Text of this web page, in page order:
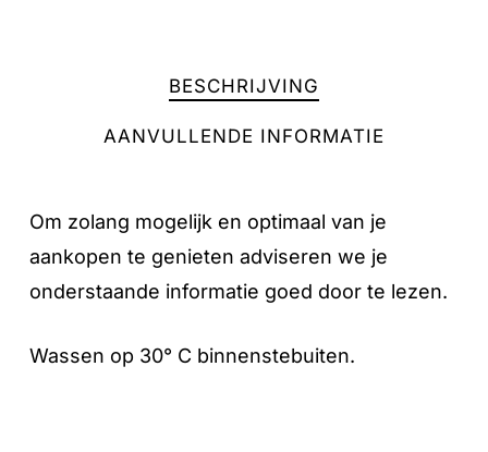
Geen producten in de winkelwagen.
GA NAAR DE WINKEL
BESCHRIJVING
AANVULLENDE INFORMATIE
Om zolang mogelijk en optimaal van je
aankopen te genieten adviseren we je
onderstaande informatie goed door te lezen.
Wassen op 30° C binnenstebuiten.